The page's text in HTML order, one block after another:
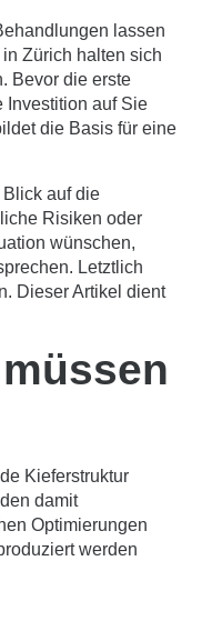
lassen
Zürich halten sich
Bevor die erste
Investition auf Sie
die Basis für eine
auf die
Risiken oder
wünschen,
Letztlich
Dieser Artikel dient
Kieferstruktur
damit
Optimierungen
werden